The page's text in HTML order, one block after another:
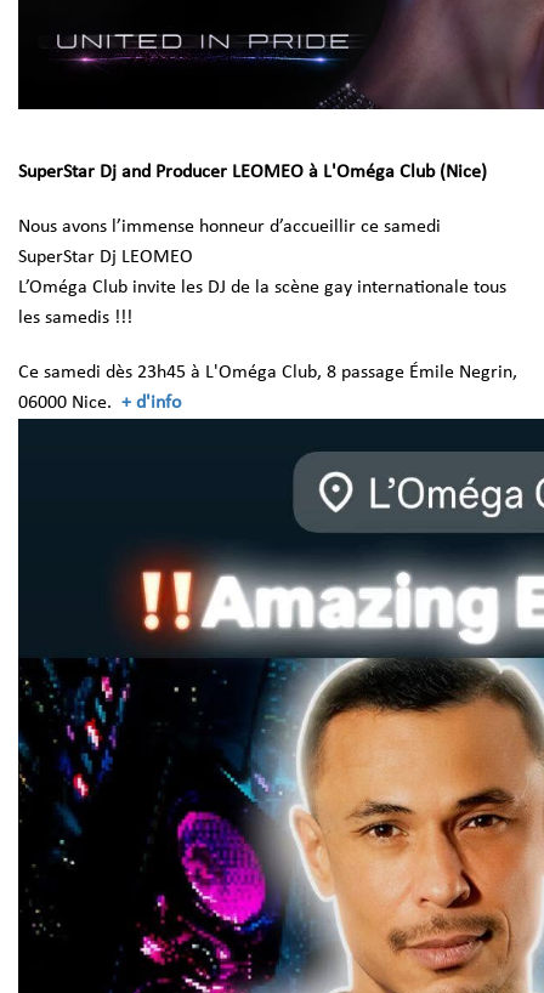
SuperStar Dj and Producer LEOMEO à L'Oméga Club (Nice)
Nous avons l’immense honneur d’accueillir ce samedi
SuperStar Dj LEOMEO
L’Oméga Club invite les DJ de la scène gay internationale tous
les samedis !!!
Ce samedi dès 23h45 à L'Oméga Club, 8 passage Émile Negrin,
06000 Nice. + d'info